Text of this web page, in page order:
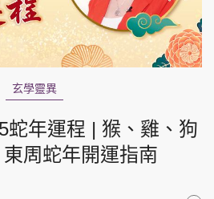
會員活動
玄學靈異
蛇年運程 | 猴、雞、狗
周蛇年開運指南